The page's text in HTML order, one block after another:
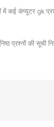
में कई कंप्यूटर gk
प्रश्नों की सूची